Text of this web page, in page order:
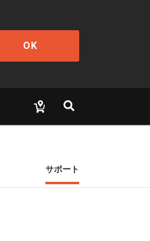
OK
サポート